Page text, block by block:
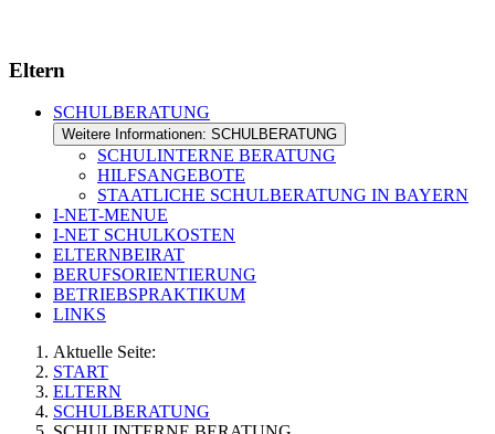
Eltern
SCHULBERATUNG
Weitere Informationen: SCHULBERATUNG
SCHULINTERNE BERATUNG
HILFSANGEBOTE
STAATLICHE SCHULBERATUNG IN BAYERN
I-NET-MENUE
I-NET SCHULKOSTEN
ELTERNBEIRAT
BERUFSORIENTIERUNG
BETRIEBSPRAKTIKUM
LINKS
Aktuelle Seite:
START
ELTERN
SCHULBERATUNG